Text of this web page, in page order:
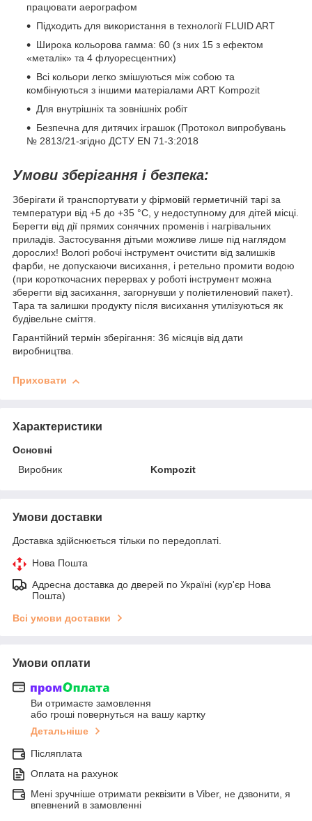
працювати аерографом
Підходить для використання в технології FLUID ART
Широка кольорова гамма: 60 (з них 15 з ефектом
«металік» та 4 флуоресцентних)
Всі кольори легко змішуються між собою та
комбінуються з іншими матеріалами ART Kompozit
Для внутрішніх та зовнішніх робіт
Безпечна для дитячих іграшок (Протокол випробувань
№ 2813/21-згідно ДСТУ EN 71-3:2018
Умови зберігання і безпека:
Зберігати й транспортувати у фірмовій герметичній тарі за
температури від +5 до +35 °С, у недоступному для дітей місці.
Берегти від дії прямих сонячних променів і нагрівальних
приладів. Застосування дітьми можливе лише під наглядом
дорослих! Вологі робочі інструмент очистити від залишків
фарби, не допускаючи висихання, і ретельно промити водою
(при короткочасних перервах у роботі інструмент можна
зберегти від засихання, загорнувши у поліетиленовий пакет).
Тара та залишки продукту після висихання утилізуються як
будівельне сміття.
Гарантійний термін зберігання: 36 місяців від дати
виробництва.
Приховати
Характеристики
Основні
Виробник
Kompozit
Умови доставки
Доставка здійснюється тільки по передоплаті.
Нова Пошта
Адресна доставка до дверей по Україні (кур'єр Нова
Пошта)
Всі умови доставки
Умови оплати
Ви отримаєте замовлення
або гроші повернуться на вашу картку
Детальніше
Післяплата
Оплата на рахунок
Мені зручніше отримати реквізити в Viber, не дзвонити, я
впевнений в замовленні